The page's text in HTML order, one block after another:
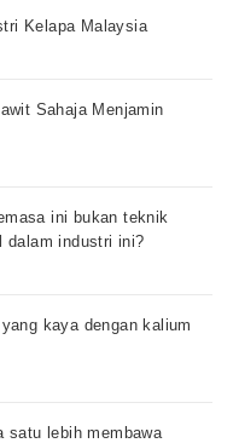
Kelapa Malaysia
Sahaja Menjamin
ini bukan teknik
dalam industri ini?
kaya dengan kalium
satu lebih membawa